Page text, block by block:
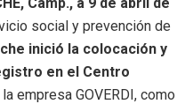
social y prevención de
inició la colocación y
en el Centro
empresa GOVERDI, como